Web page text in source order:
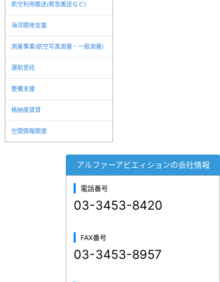
航空利用搬送(救急搬送など)
海洋開発支援
測量事業(航空写真測量・一般測量)
運航受託
整備支援
格納庫賃貸
空間情報関連
アルファーアビエィションの会社情報
電話番号
03-3453-8420
FAX番号
03-3453-8957